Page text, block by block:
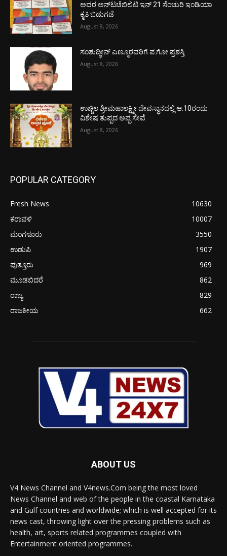
ಅವರ ಅನ್‌ಟಚೆಬಿಲಿಟಿ ಇನ್ 21 ಸೆಂಚುರಿ ಇಂಡಿಯಾ
ಕೃತಿ ಬಿಡುಗಡೆ
August 8, 2026
ಸಂಶುದ್ಧೀನ್ ಎಣ್ಮೂರವರಿಗೆ ಪ.ಗೋ ಪ್ರಶಸ್ತಿ
August 8, 2026
ಉಚ್ಚಿಲ ಶ್ರೀಮಹಾಲಕ್ಷ್ಮೀ ದೇವಸ್ಥಾನದಲ್ಲಿ ಆ.10ರಂದು
ವಿಶೇಷ ತುಪ್ಪದ ಅಪ್ಪ ಸೇವೆ
August 8, 2026
POPULAR CATEGORY
Fresh News
10630
ಕರಾವಳಿ
10007
ಮಂಗಳೂರು
3550
ಉಡುಪಿ
1907
ಪುತ್ತೂರು
969
ಮೂಡಬಿದರೆ
862
ರಾಜ್ಯ
829
ರಾಜಕೀಯ
662
ABOUT US
V4 News Channel and V4news.Com being the most loved
News Channel and web of the people in the coastal Karnataka
and Gulf countries and worldwide; which is well accepted for its
news cast, throwing light over the pressing problems such as
health, art, sports related programmes coupled with
Entertainment oriented programmes.